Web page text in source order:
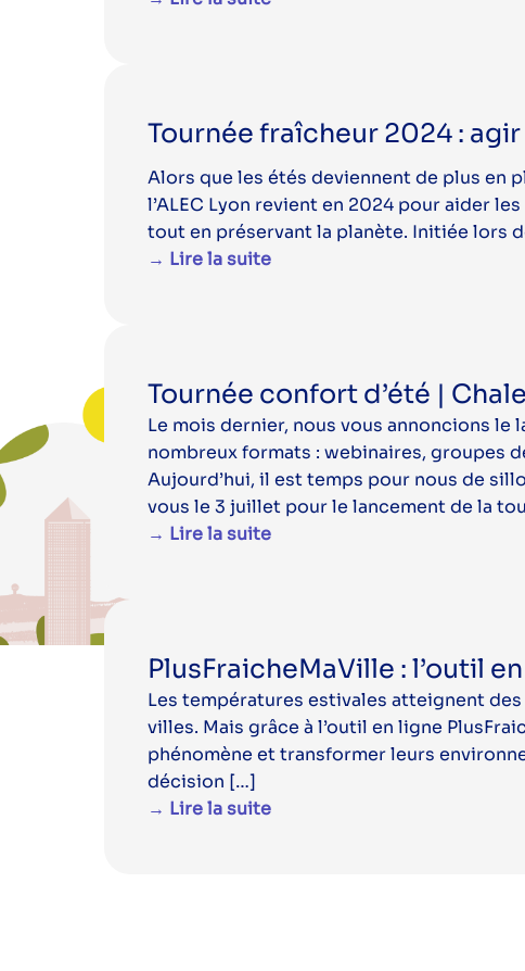
Tournée fraîcheur 2024 :
Alors que les étés deviennent de plus en
l’ALEC Lyon revient en 2024 pour aider
tout en préservant la planète. Initiée lors
→ Lire la suite
Tournée confort d’été |
Le mois dernier, nous vous annoncions le
nombreux formats : webinaires, groupes
Aujourd’hui, il est temps pour nous de
vous le 3 juillet pour le lancement de la
→ Lire la suite
PlusFraicheMaVille : l’outil
Les températures estivales atteignent
villes. Mais grâce à l’outil en ligne
phénomène et transformer leurs
décision […]
→ Lire la suite